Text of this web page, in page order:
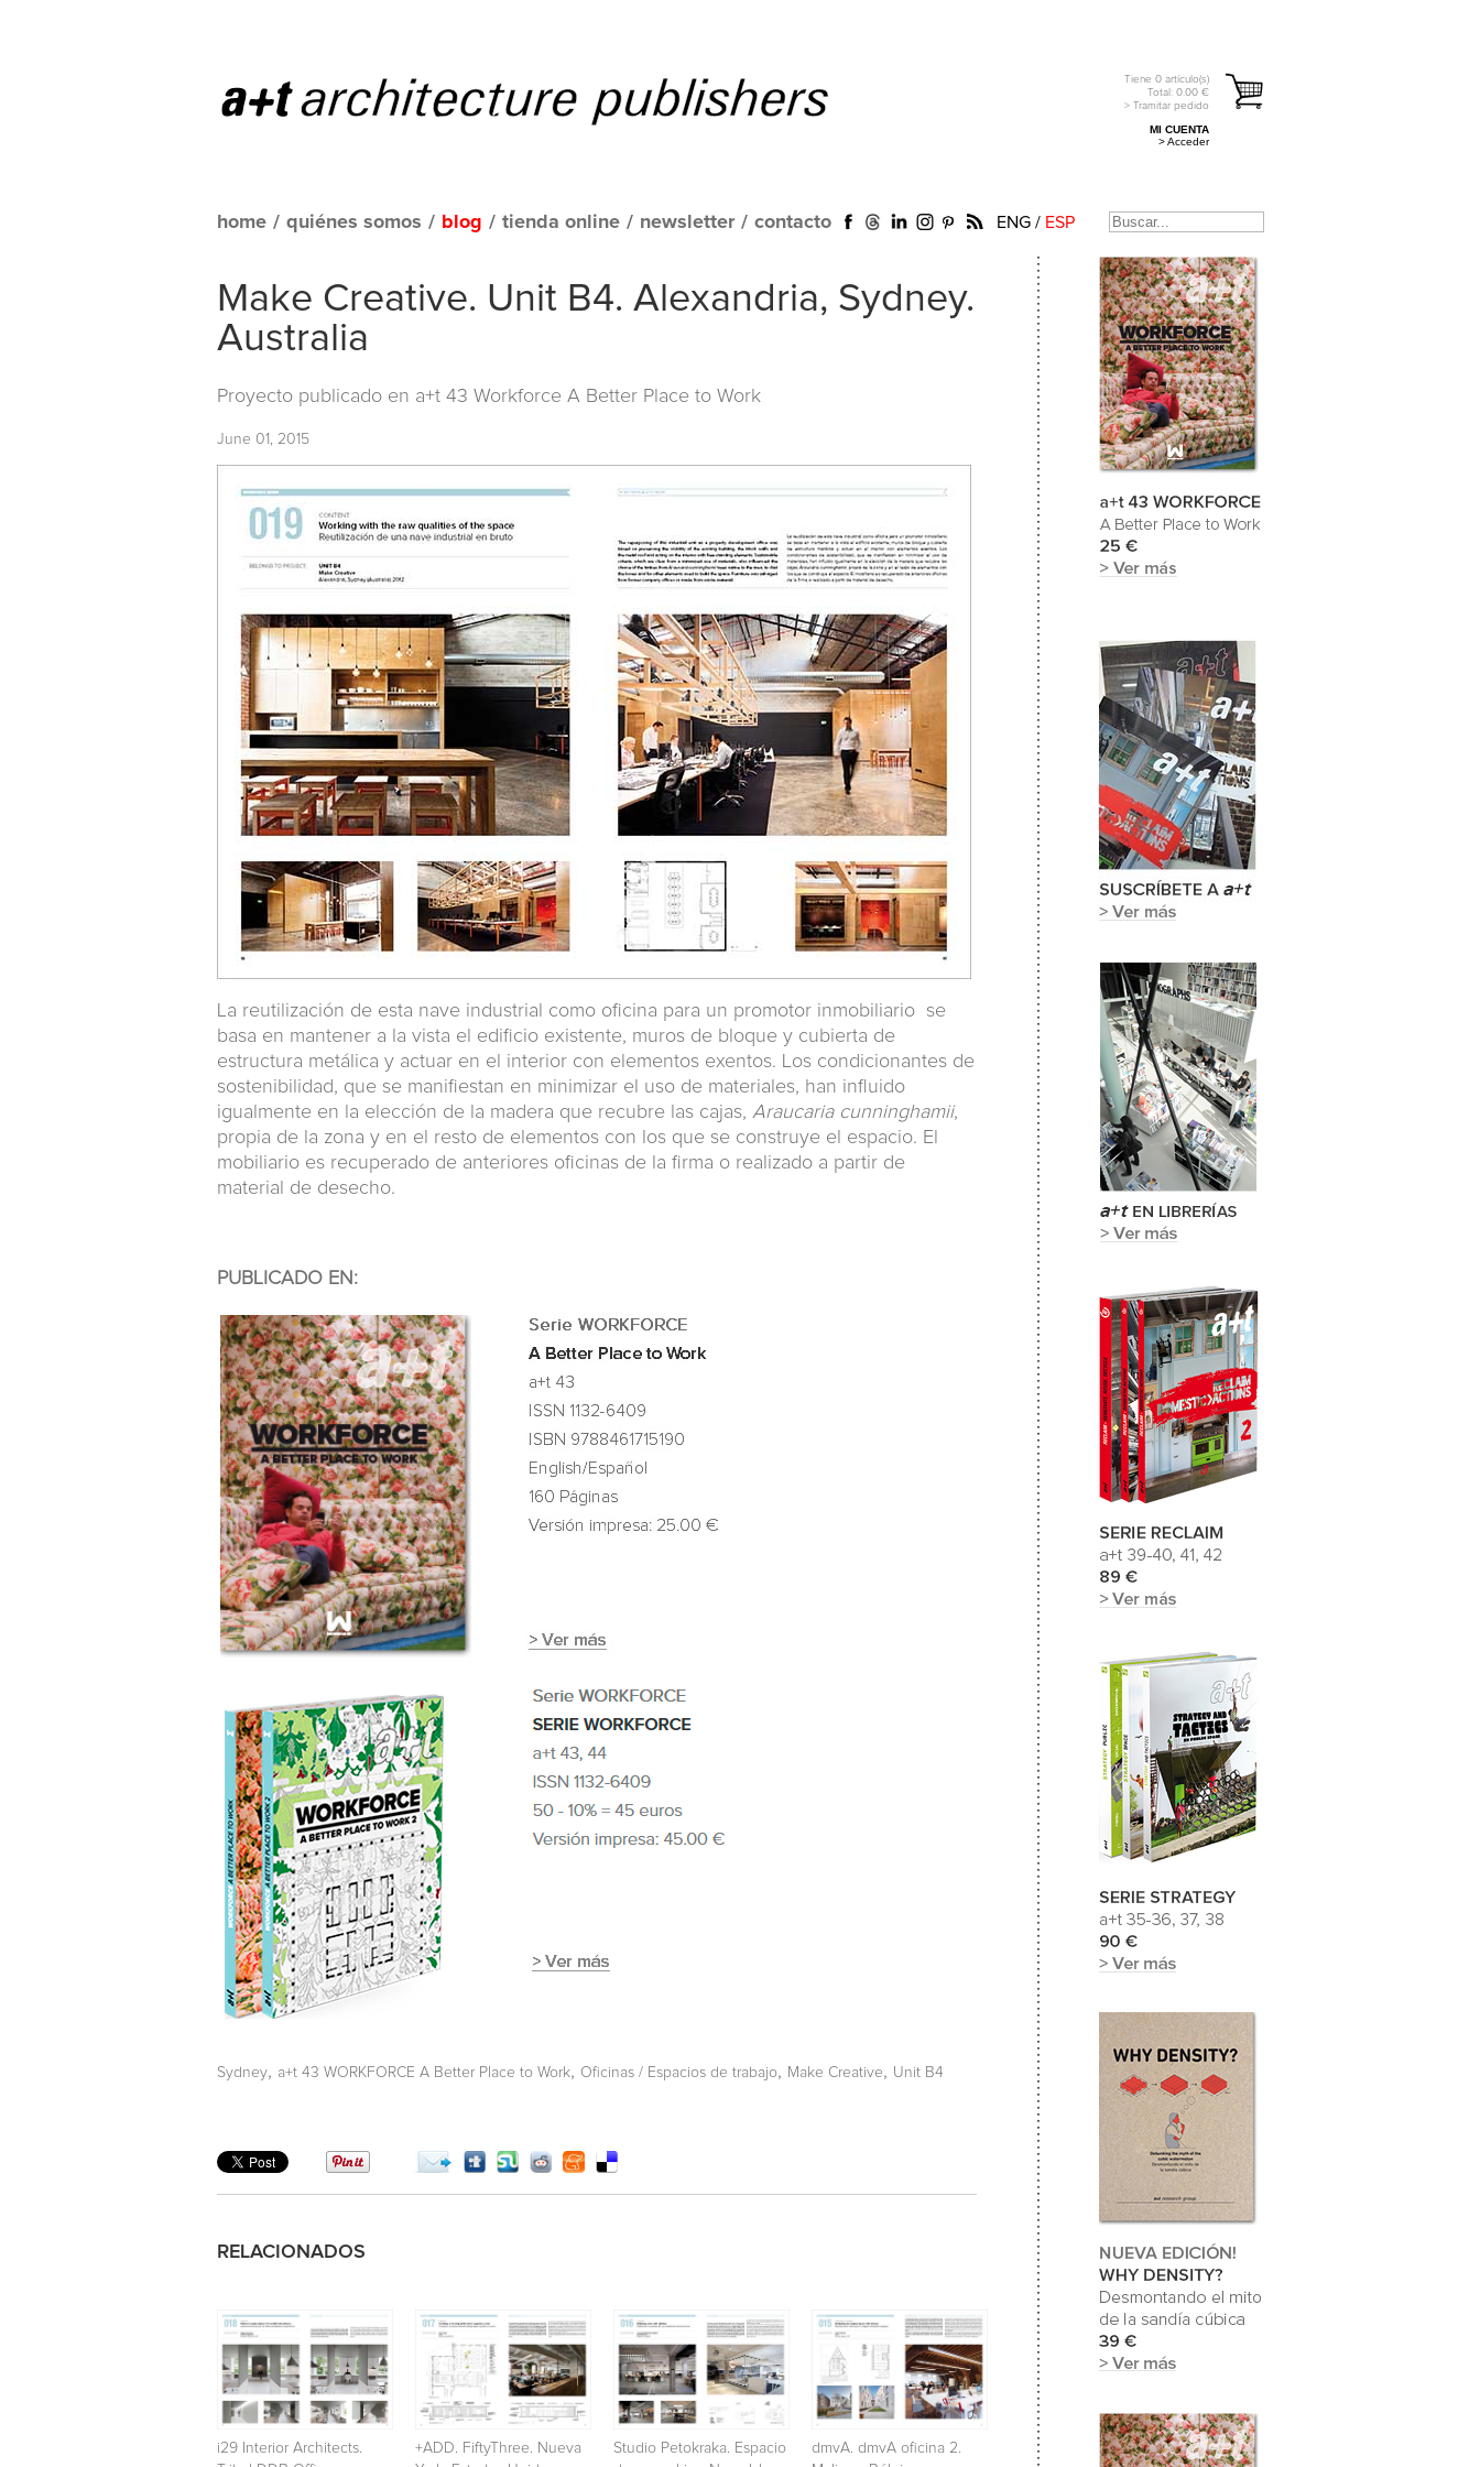
Tiene 0 artículo(s)
Total: 0.00 €
> Tramitar pedido
MI CUENTA
> Acceder
home / quiénes somos / blog / tienda online / newsletter / contacto ENG / ESP
Make Creative. Unit B4. Alexandria, Sydney.
Australia
Proyecto publicado en a+t 43 Workforce A Better Place to Work
June 01, 2015
La reutilización de esta nave industrial como oficina para un promotor inmobiliario se
basa en mantener a la vista el edificio existente, muros de bloque y cubierta de
estructura metálica y actuar en el interior con elementos exentos. Los condicionantes de
sostenibilidad, que se manifiestan en minimizar el uso de materiales, han influido
igualmente en la elección de la madera que recubre las cajas, Araucaria cunninghamii,
propia de la zona y en el resto de elementos con los que se construye el espacio. El
mobiliario es recuperado de anteriores oficinas de la firma o realizado a partir de
material de desecho.
PUBLICADO EN:
Sydney, a+t 43 WORKFORCE A Better Place to Work, Oficinas / Espacios de trabajo, Make Creative, Unit B4
RELACIONADOS
i29 Interior Architects.
+ADD. FiftyThree. Nueva
Studio Petokraka. Espacio
dmvA. dmvA oficina 2.